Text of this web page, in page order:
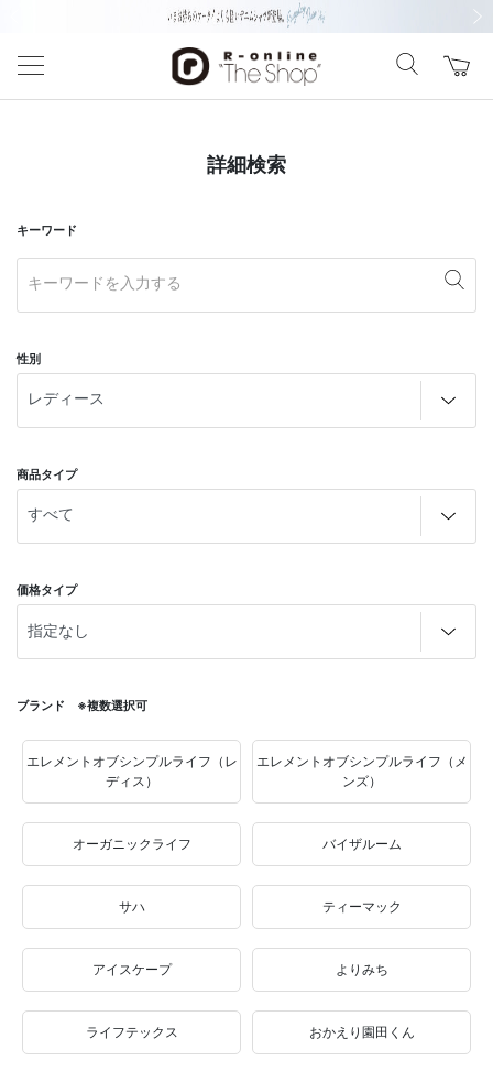
詳細検索
キーワード
性別
商品タイプ
価格タイプ
ブランド ※複数選択可
エレメントオブシンプルライフ（レ
ディス）
エレメントオブシンプルライフ（メ
ンズ）
オーガニックライフ バイザルーム
サハ ティーマック
アイスケープ よりみち
ライフテックス おかえり園田くん